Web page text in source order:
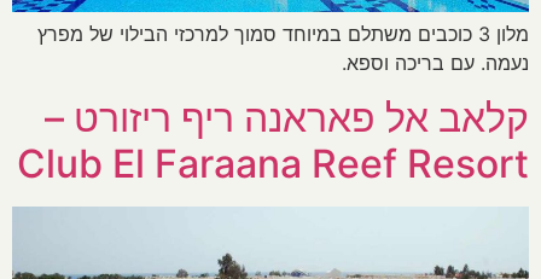
מלון 3 כוכבים משתלם במיוחד סמוך למרכזי הבילוי של מפרץ
נעמה. עם בריכה וספא.
קלאב אל פאראנה ריף ריזורט –
Club El Faraana Reef Resort